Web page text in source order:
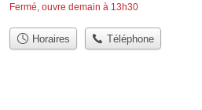
Fermé, ouvre demain à 13h30
Horaires Téléphone